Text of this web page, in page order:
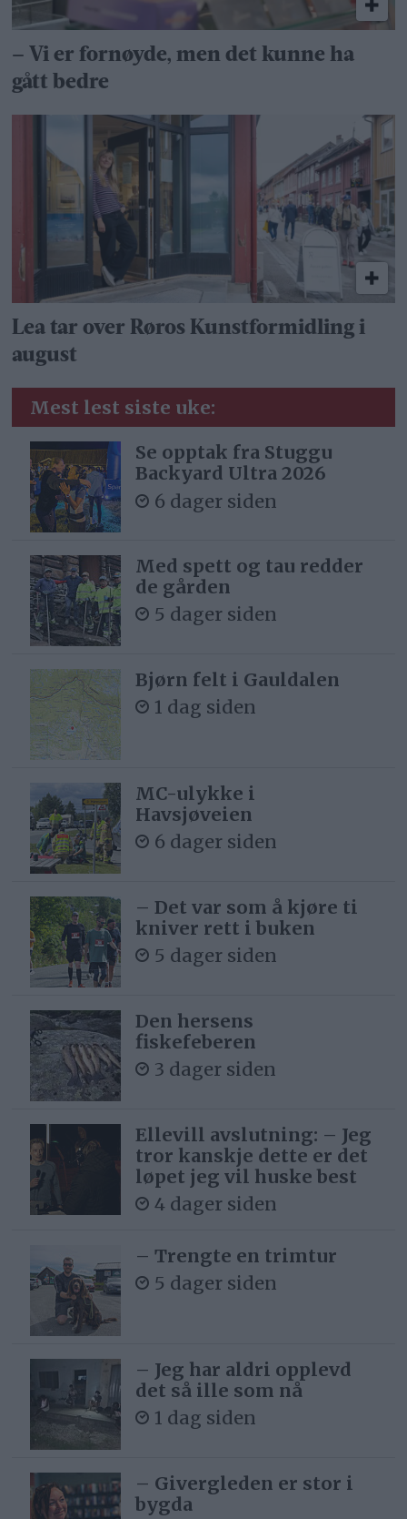
– Vi er fornøyde, men det kunne ha
gått bedre
Lea tar over Røros Kunstformidling i
august
Mest lest siste uke:
Se opptak fra Stuggu
Backyard Ultra 2026
6 dager siden
Med spett og tau redder
de gården
5 dager siden
Bjørn felt i Gauldalen
1 dag siden
MC-ulykke i
Havsjøveien
6 dager siden
– Det var som å kjøre ti
kniver rett i buken
5 dager siden
Den hersens
fiskefeberen
3 dager siden
Ellevill avslutning: – Jeg
tror kanskje dette er det
løpet jeg vil huske best
4 dager siden
– Trengte en trimtur
5 dager siden
– Jeg har aldri opplevd
det så ille som nå
1 dag siden
– Givergleden er stor i
bygda